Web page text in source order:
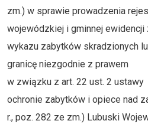
zm.) w sprawie prowadzenia
wojewódzkiej i gminnej
wykazu zabytków skradzionych
granicę niezgodnie z prawem
w związku z art. 22 ust. 2 ustawy
ochronie zabytków i opiece nad
r., poz. 282 ze zm.) Lubuski